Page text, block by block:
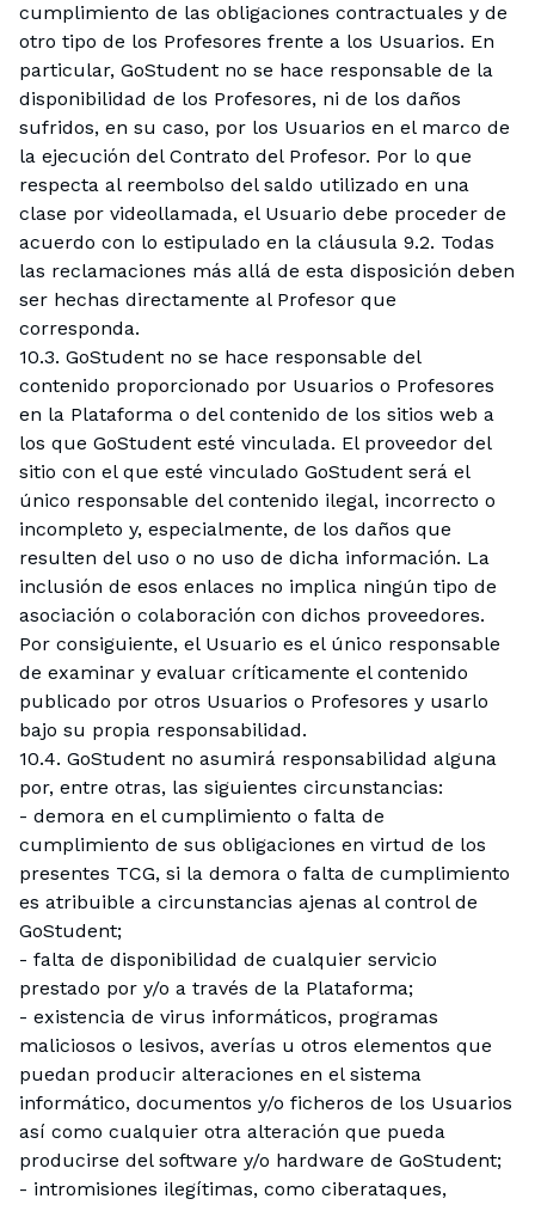
cumplimiento de las obligaciones contractuales y de
otro tipo de los Profesores frente a los Usuarios. En
particular, GoStudent no se hace responsable de la
disponibilidad de los Profesores, ni de los daños
sufridos, en su caso, por los Usuarios en el marco de
la ejecución del Contrato del Profesor. Por lo que
respecta al reembolso del saldo utilizado en una
clase por videollamada, el Usuario debe proceder de
acuerdo con lo estipulado en la cláusula 9.2. Todas
las reclamaciones más allá de esta disposición deben
ser hechas directamente al Profesor que
corresponda.
10.3. GoStudent no se hace responsable del
contenido proporcionado por Usuarios o Profesores
en la Plataforma o del contenido de los sitios web a
los que GoStudent esté vinculada. El proveedor del
sitio con el que esté vinculado GoStudent será el
único responsable del contenido ilegal, incorrecto o
incompleto y, especialmente, de los daños que
resulten del uso o no uso de dicha información. La
inclusión de esos enlaces no implica ningún tipo de
asociación o colaboración con dichos proveedores.
Por consiguiente, el Usuario es el único responsable
de examinar y evaluar críticamente el contenido
publicado por otros Usuarios o Profesores y usarlo
bajo su propia responsabilidad.
10.4. GoStudent no asumirá responsabilidad alguna
por, entre otras, las siguientes circunstancias:
- demora en el cumplimiento o falta de
cumplimiento de sus obligaciones en virtud de los
presentes TCG, si la demora o falta de cumplimiento
es atribuible a circunstancias ajenas al control de
GoStudent;
- falta de disponibilidad de cualquier servicio
prestado por y/o a través de la Plataforma;
- existencia de virus informáticos, programas
maliciosos o lesivos, averías u otros elementos que
puedan producir alteraciones en el sistema
informático, documentos y/o ficheros de los Usuarios
así como cualquier otra alteración que pueda
producirse del software y/o hardware de GoStudent;
- intromisiones ilegítimas, como ciberataques,